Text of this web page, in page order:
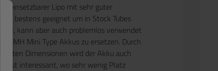
einsetzbarer Lipo mit sehr guter
ist bestens geeignet um in Stock Tubes
kann aber auch problemlos verwendet
NiMH Mini Type Akkus zu ersetzen. Durch
Dimensionen wird der Akku auch
interessant, wo sehr wenig Platz